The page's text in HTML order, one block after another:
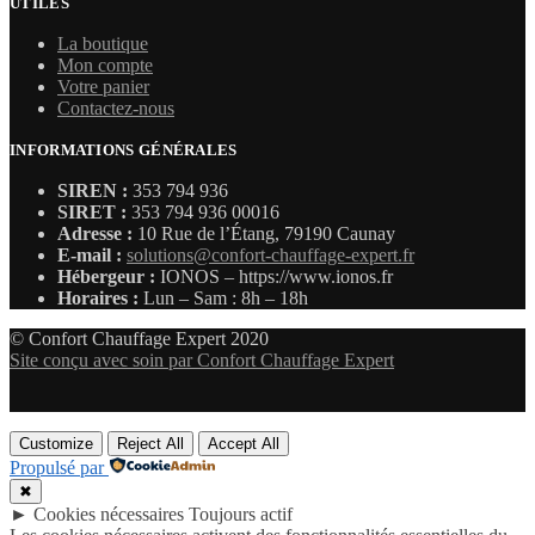
La boutique
Mon compte
Votre panier
Contactez-nous
INFORMATIONS GÉNÉRALES
SIREN : 353 794 936
SIRET : 353 794 936 00016
Adresse : 10 Rue de l’Étang, 79190 Caunay
E-mail : solutions@confort-chauffage-expert.fr
Hébergeur : IONOS – https://www.ionos.fr
Horaires : Lun – Sam : 8h – 18h
© Confort Chauffage Expert 2020
Site conçu avec soin par Confort Chauffage Expert
Customize Reject All Accept All
Propulsé par
✖
► Cookies nécessaires Toujours actif